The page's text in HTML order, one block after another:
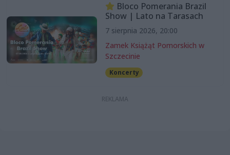
Bloco Pomerania Brazil
Show | Lato na Tarasach
7 sierpnia 2026, 20:00
Zamek Książąt Pomorskich w
Szczecinie
Koncerty